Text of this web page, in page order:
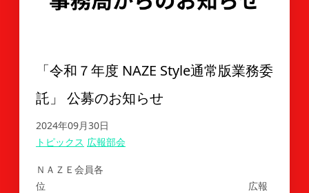
「令和７年度 NAZE Style通常版業務委
託」 公募のお知らせ
2024年09月30日
トピックス 広報部会
ＮＡＺＥ会員各
位 広報